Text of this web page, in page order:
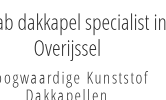
dakkapel specialist in
Overijssel
Kunststof
Dakkapellen